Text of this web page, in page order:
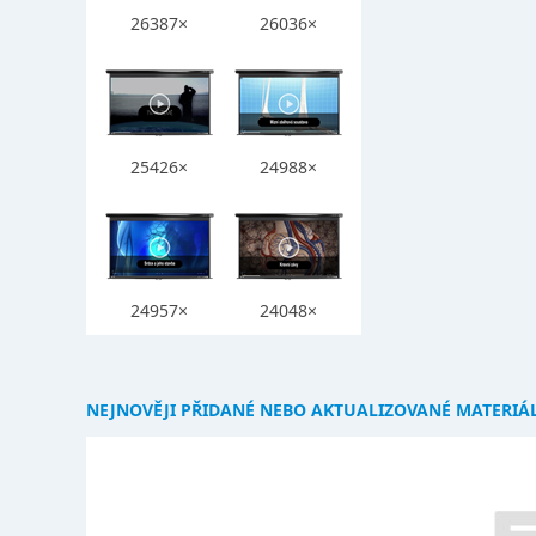
26387× 26036×
25426× 24988×
24957× 24048×
NEJNOVĚJI PŘIDANÉ NEBO AKTUALIZOVANÉ